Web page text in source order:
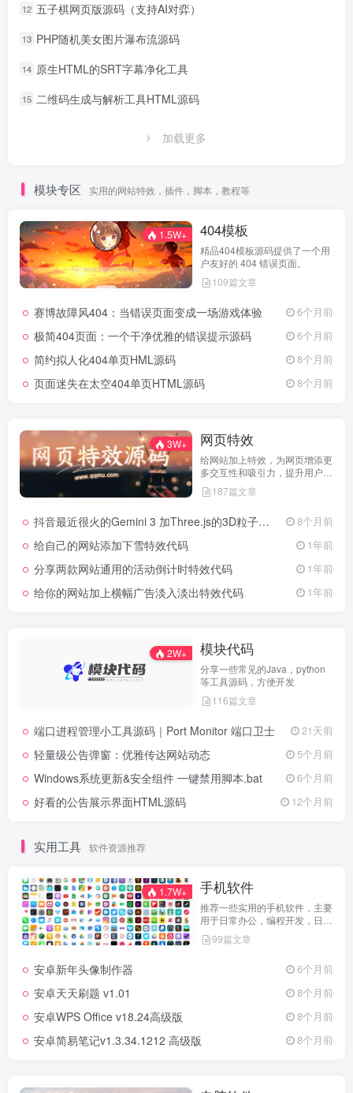
12 五子棋网页版源码（支持AI对弈）
13 PHP随机美女图片瀑布流源码
14 原生HTML的SRT字幕净化工具
15 二维码生成与解析工具HTML源码
加载更多
模块专区 实用的网站特效，插件，脚本，教程等
1.5W+ 404模板
精品404模板源码提供了一个用
户友好的 404 错误页面。
109篇文章
赛博故障风404：当错误页面变成一场游戏体验 6个月前
极简404页面：一个干净优雅的错误提示源码 6个月前
简约拟人化404单页HML源码 8个月前
页面迷失在太空404单页HTML源码 8个月前
3W+ 网页特效
给网站加上特效，为网页增添更
多交互性和吸引力，提升用户体
验 187篇文章
抖音最近很火的Gemini 3 加Three.js的3D粒子交互代码 共十三款 8个月前
给自己的网站添加下雪特效代码 1年前
分享两款网站通用的活动倒计时特效代码 1年前
给你的网站加上横幅广告淡入淡出特效代码 1年前
2W+ 模块代码
分享一些常见的Java，python
等工具源码，方便开发
116篇文章
端口进程管理小工具源码｜Port Monitor 端口卫士 21天前
轻量级公告弹窗：优雅传达网站动态 5个月前
Windows系统更新&安全组件 一键禁用脚本.bat 6个月前
好看的公告展示界面HTML源码 12个月前
实用工具 软件资源推荐
1.7W+ 手机软件
推荐一些实用的手机软件，主要
用于日常办公，编程开发，日常
维护，娱乐等等
99篇文章
安卓新年头像制作器 6个月前
安卓天天刷题 v1.01 8个月前
安卓WPS Office v18.24高级版 8个月前
安卓简易笔记v1.3.34.1212 高级版 8个月前